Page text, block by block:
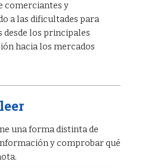
comerciantes y
a las dificultades para
los principales
hacia los mercados
una forma distinta de
y comprobar qué